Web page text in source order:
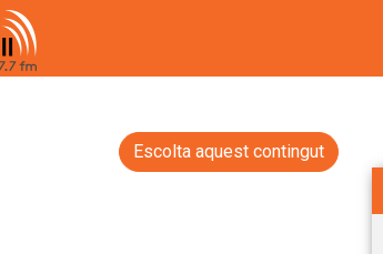
Escolta aquest contingut